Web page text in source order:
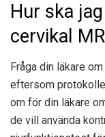
Hur ska
cervikal
Fråga din läkare
eftersom
om för din läkare
de vill använda